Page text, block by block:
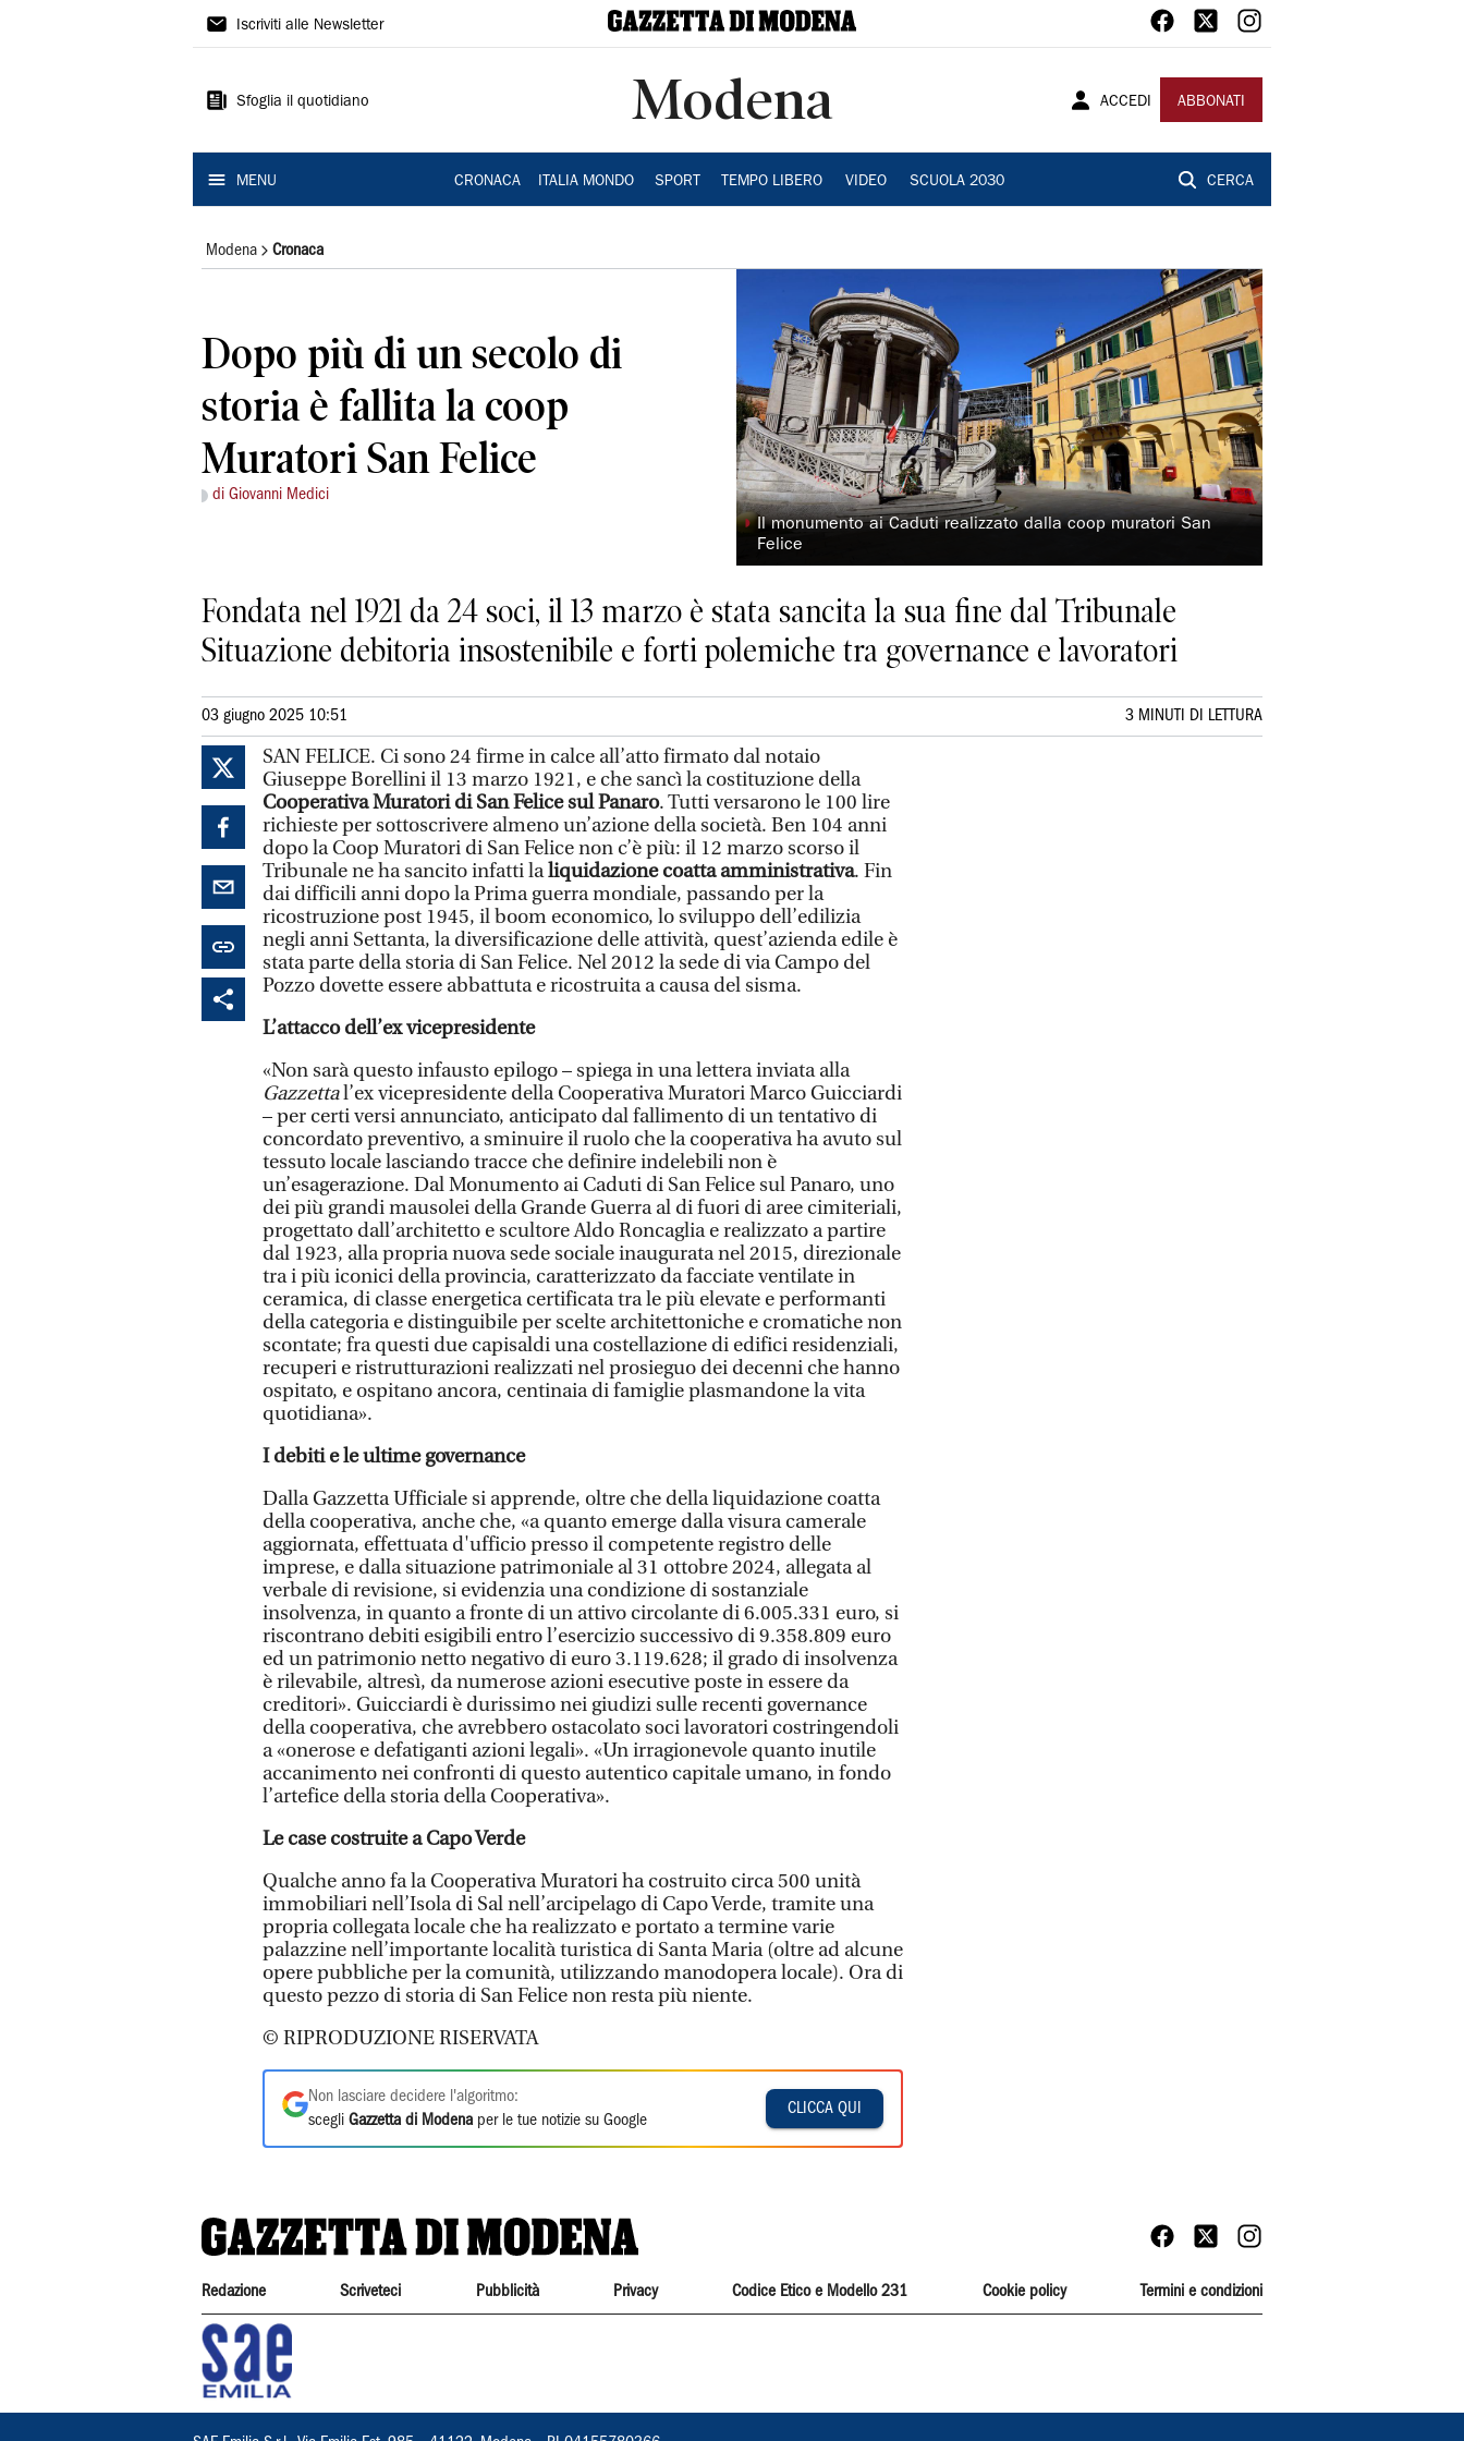
Gazzetta
Modena
Iscriviti alle Newsletter
Sfoglia il quotidiano Modena ACCEDI ABBONATI
MENU CRONACA ITALIA MONDO SPORT TEMPO LIBERO VIDEO SCUOLA 2030 CERCA
Modena Cronaca
Dopo più di un secolo di
storia è fallita la coop
Muratori San Felice
di Giovanni Medici
◗ Il monumento ai Caduti realizzato dalla coop muratori San
Felice
Fondata nel 1921 da 24 soci, il 13 marzo è stata sancita la sua fine dal Tribunale
Situazione debitoria insostenibile e forti polemiche tra governance e lavoratori
03 giugno 2025 10:51 3 MINUTI DI LETTURA
SAN FELICE. Ci sono 24 firme in calce all’atto firmato dal notaio
Giuseppe Borellini il 13 marzo 1921, e che sancì la costituzione della
Cooperativa Muratori di San Felice sul Panaro. Tutti versarono le 100 lire
richieste per sottoscrivere almeno un’azione della società. Ben 104 anni
dopo la Coop Muratori di San Felice non c’è più: il 12 marzo scorso il
Tribunale ne ha sancito infatti laliquidazione coatta amministrativa. Fin
dai difficili anni dopo la Prima guerra mondiale, passando per la
ricostruzione post 1945, il boom economico, lo sviluppo dell’edilizia
negli anni Settanta, la diversificazione delle attività, quest’azienda edile è
stata parte della storia di San Felice. Nel 2012 la sede di via Campo del
Pozzo dovette essere abbattuta e ricostruita a causa del sisma.
L’attacco dell’ex vicepresidente
«Non sarà questo infausto epilogo – spiega in una lettera inviata alla
Gazzettal’ex vicepresidente della Cooperativa Muratori Marco Guicciardi
– per certi versi annunciato, anticipato dal fallimento di un tentativo di
concordato preventivo, a sminuire il ruolo che la cooperativa ha avuto sul
tessuto locale lasciando tracce che definire indelebili non è
un’esagerazione. Dal Monumento ai Caduti di San Felice sul Panaro, uno
dei più grandi mausolei della Grande Guerra al di fuori di aree cimiteriali,
progettato dall’architetto e scultore Aldo Roncaglia e realizzato a partire
dal 1923, alla propria nuova sede sociale inaugurata nel 2015, direzionale
tra i più iconici della provincia, caratterizzato da facciate ventilate in
ceramica, di classe energetica certificata tra le più elevate e performanti
della categoria e distinguibile per scelte architettoniche e cromatiche non
scontate; fra questi due capisaldi una costellazione di edifici residenziali,
recuperi e ristrutturazioni realizzati nel prosieguo dei decenni che hanno
ospitato, e ospitano ancora, centinaia di famiglie plasmandone la vita
quotidiana».
I debiti e le ultime governance
Dalla Gazzetta Ufficiale si apprende, oltre che della liquidazione coatta
della cooperativa, anche che, «a quanto emerge dalla visura camerale
aggiornata, effettuata d'ufficio presso il competente registro delle
imprese, e dalla situazione patrimoniale al 31 ottobre 2024, allegata al
verbale di revisione, si evidenzia una condizione di sostanziale
insolvenza, in quanto a fronte di un attivo circolante di 6.005.331 euro, si
riscontrano debiti esigibili entro l’esercizio successivo di 9.358.809 euro
ed un patrimonio netto negativo di euro 3.119.628; il grado di insolvenza
è rilevabile, altresì, da numerose azioni esecutive poste in essere da
creditori». Guicciardi è durissimo nei giudizi sulle recenti governance
della cooperativa, che avrebbero ostacolato soci lavoratori costringendoli
a «onerose e defatiganti azioni legali». «Un irragionevole quanto inutile
accanimento nei confronti di questo autentico capitale umano, in fondo
l’artefice della storia della Cooperativa».
Le case costruite a Capo Verde
Qualche anno fa la Cooperativa Muratori ha costruito circa 500 unità
immobiliari nell’Isola di Sal nell’arcipelago di Capo Verde, tramite una
propria collegata locale che ha realizzato e portato a termine varie
palazzine nell’importante località turistica di Santa Maria (oltre ad alcune
opere pubbliche per la comunità, utilizzando manodopera locale). Ora di
questo pezzo di storia di San Felice non resta più niente.
© RIPRODUZIONE RISERVATA
Non lasciare decidere l'algoritmo:
scegli Gazzetta di Modena per le tue notizie su Google
CLICCA QUI
Redazione Scriveteci Pubblicità Privacy Codice Etico e Modello 231 Cookie policy Termini e condizioni